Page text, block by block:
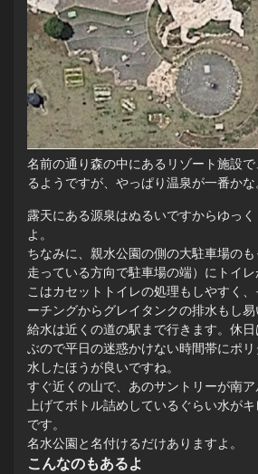
名前の通り森の中にあるリゾート施設
るようですが、やっぱり温泉が一番かな
露天にある源泉はぬるいですからゆっ
よ。
ちなみに、親水公園の側の大駐車場の
走っている方向で駐車場の端）にトイレ
こはカセットトイレの処理もしやすく
ーチングからグレイタンクの排水もし易
給水は近くの道の駅まで行きます。休
ぶので平日の迷惑かけない時間帯にポ
水したほうが良いですね。
すぐ近くの山で、あのサントリーが南
上げてボトル詰めしているぐらい水が
です。
名水公園と名付けるだけありますよ。
こんなのもあるよ